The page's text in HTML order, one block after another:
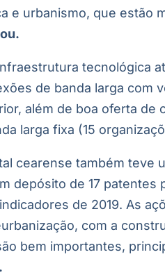
e urbanismo, que estão
tecnológica
de banda larga com
além de boa oferta de
larga fixa (15
cearense também teve
depósito de 17
de 2019. As
com a
bem importantes,